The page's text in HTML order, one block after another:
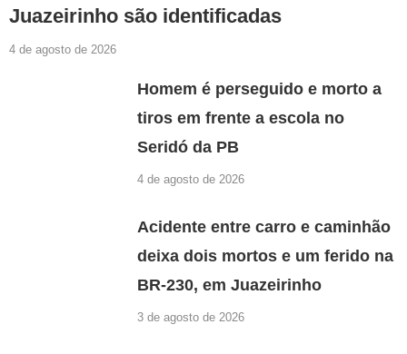
Juazeirinho são identificadas
4 de agosto de 2026
Homem é perseguido e morto a
tiros em frente a escola no
Seridó da PB
4 de agosto de 2026
Acidente entre carro e caminhão
deixa dois mortos e um ferido na
BR-230, em Juazeirinho
3 de agosto de 2026